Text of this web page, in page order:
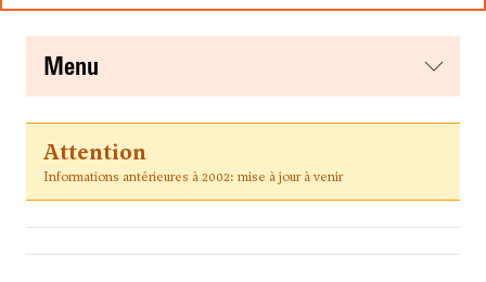
menu
Attention
Informations antérieures à 2002: mise à jour à venir